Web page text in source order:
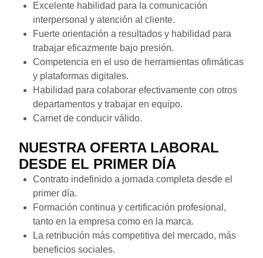
Excelente habilidad para la comunicación
interpersonal y atención al cliente.
Fuerte orientación a resultados y habilidad para
trabajar eficazmente bajo presión.
Competencia en el uso de herramientas ofimáticas
y plataformas digitales.
Habilidad para colaborar efectivamente con otros
departamentos y trabajar en equipo.
Carnet de conducir válido.
NUESTRA OFERTA LABORAL
DESDE EL PRIMER DÍA
Contrato indefinido a jornada completa desde el
primer día.
Formación continua y certificación profesional,
tanto en la empresa como en la marca.
La retribución más competitiva del mercado, más
beneficios sociales.